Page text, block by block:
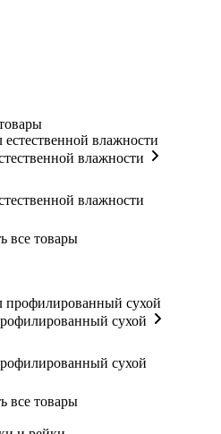
влажности
влажности
все товары
сухой
сухой
все товары